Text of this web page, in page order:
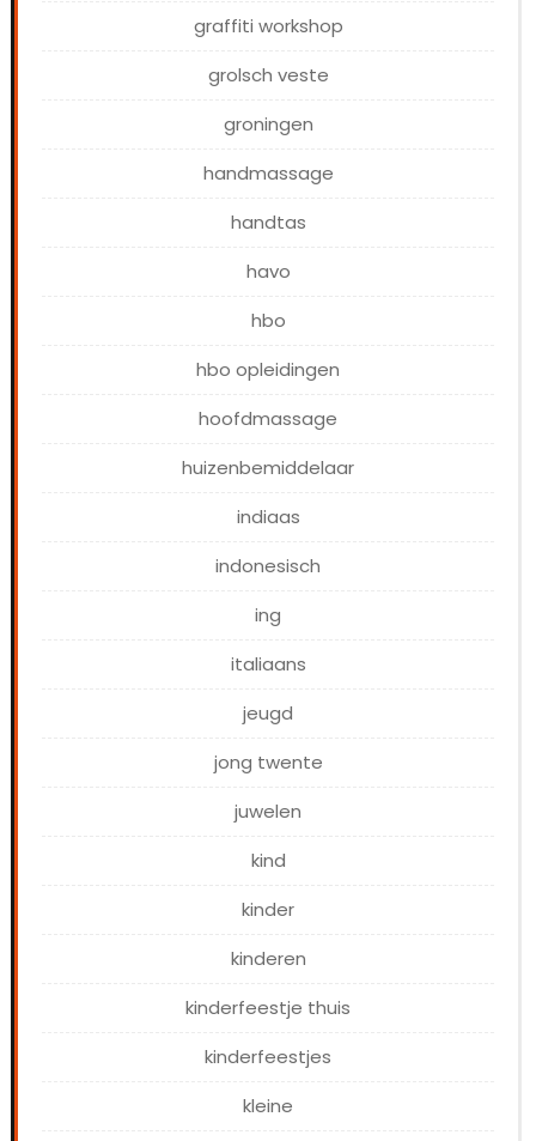
graffiti workshop
grolsch veste
groningen
handmassage
handtas
havo
hbo
hbo opleidingen
hoofdmassage
huizenbemiddelaar
indiaas
indonesisch
ing
italiaans
jeugd
jong twente
juwelen
kind
kinder
kinderen
kinderfeestje thuis
kinderfeestjes
kleine